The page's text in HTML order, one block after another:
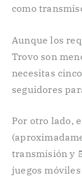
como
Aunque los
Trovo son
necesitas
seguidores
Por otro lado,
transmisión y
juegos